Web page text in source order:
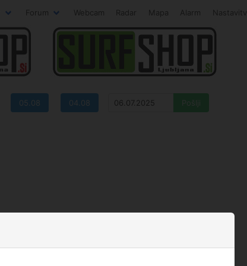
Forum Webcam Radar Mapa Alarm
05.08 04.08